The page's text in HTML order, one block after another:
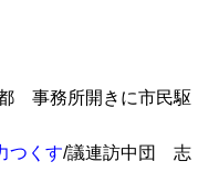
事務所開きに市民駆
つくす/議連訪中団 志